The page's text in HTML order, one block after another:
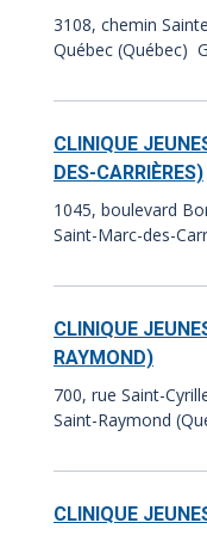
3108, chemin
Québec (Québec)
CLINIQUE
DES-CARRIÈRES)
1045, boulevard
Saint-Marc-des-
CLINIQUE
RAYMOND)
700, rue Saint-
Saint-Raymond
CLINIQUE